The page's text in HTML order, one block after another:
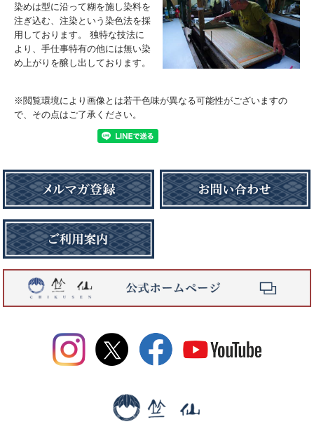
染めは型に沿って糊を施し染料を
注ぎ込む、注染という染色法を採
用しております。 独特な技法に
より、手仕事特有の他には無い染
め上がりを醸し出しております。
※閲覧環境により画像とは若干色味が異なる可能性がございますの
で、その点はご了承ください。